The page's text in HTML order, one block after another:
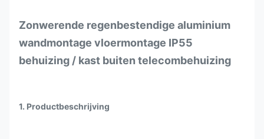
Zonwerende regenbestendige aluminium
wandmontage vloermontage IP55
behuizing / kast buiten telecombehuizing
1. Productbeschrijving